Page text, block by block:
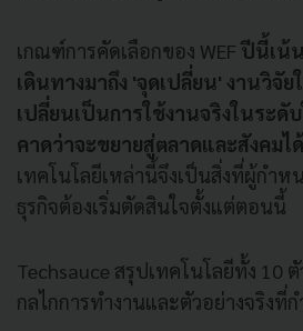
เกณฑ์การคัดเลือกของ WEF ปีนี้เน้
เดินทางมาถึง 'จุดเปลี่ยน' งานวิจั
เปลี่ยนเป็นการใช้งานจริงในระ
คาดว่าจะขยายสู่ตลาดและสังคมไ
เทคโนโลยีเหล่านี้จึงเป็นสิ่งที่ผู้กำ
ธุรกิจต้องเริ่มตัดสินใจตั้งแต่ตอนนี้
Techsauce สรุปเทคโนโลยีทั้ง 10
กลไกการทำงานและตัวอย่างจริงที่